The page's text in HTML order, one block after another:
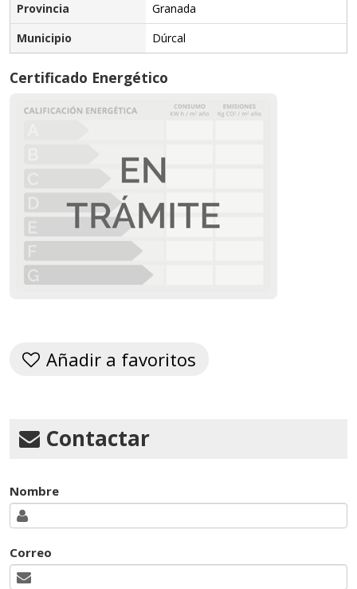
Provincia
Granada
Municipio
Dúrcal
Certificado Energético
Añadir a favoritos
Contactar
Nombre
Correo